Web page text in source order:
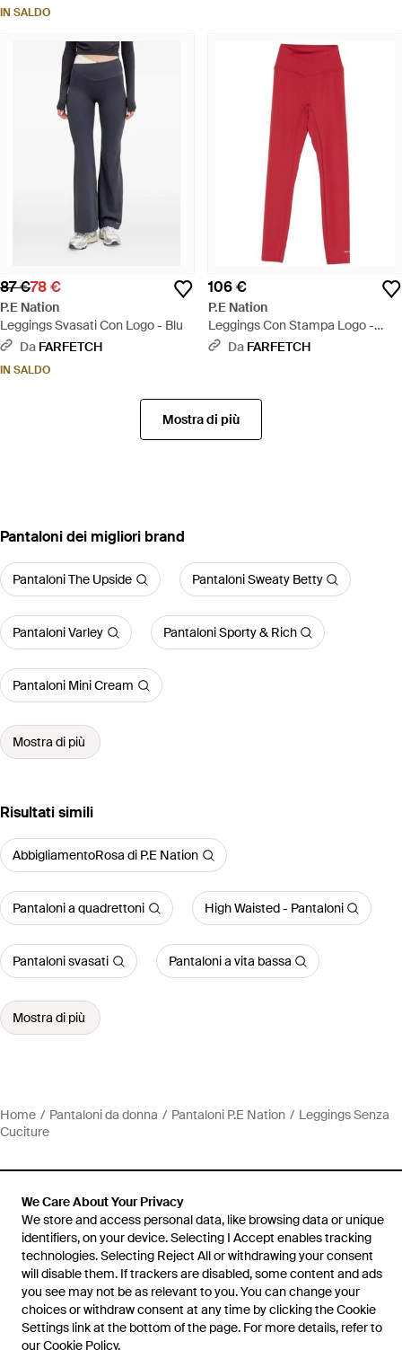
We Care About Your Privacy
We store and access personal data, like browsing data or unique
identifiers, on your device. Selecting I Accept enables tracking
technologies. Selecting Reject All or withdrawing your consent
will disable them. If trackers are disabled, some content and ads
you see may not be as relevant to you. You can change your
choices or withdraw consent at any time by clicking the Cookie
Settings link at the bottom of the page. For more details, refer to
ourCookie Policy.
IN SALDO
87 €78 €
P.E Nation
Leggings Svasati Con Logo - Blu
Da FARFETCH
IN SALDO
106 €
P.E Nation
Leggings Con Stampa Logo -
Rosso
Da FARFETCH
Mostra di più
‪Pantaloni‬ dei migliori brand
Pantaloni The Upside Pantaloni Sweaty Betty
Pantaloni Varley Pantaloni Sporty & Rich
Pantaloni Mini Cream
Mostra di più
Risultati simili
AbbigliamentoRosa di P.E Nation
Pantaloni a quadrettoni High Waisted - Pantaloni
Pantaloni svasati Pantaloni a vita bassa
Mostra di più
Home Pantaloni da donna Pantaloni P.E Nation
Leggings Senza
Cuciture
Assistenza e info